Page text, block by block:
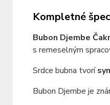
Kompletné
Bubon Djembe
s remeselným
Srdce bubna tvorí
Bubon Djembe je